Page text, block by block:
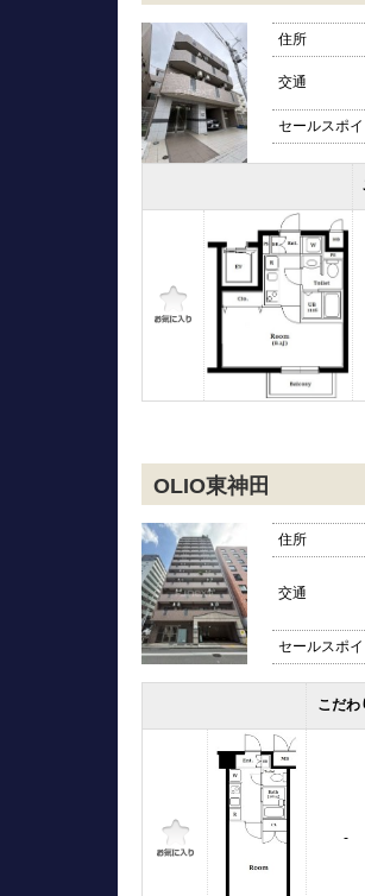
住所
交通
セールスポ
OLIO東神田
住所
交通
セールスポ
こだわ
-